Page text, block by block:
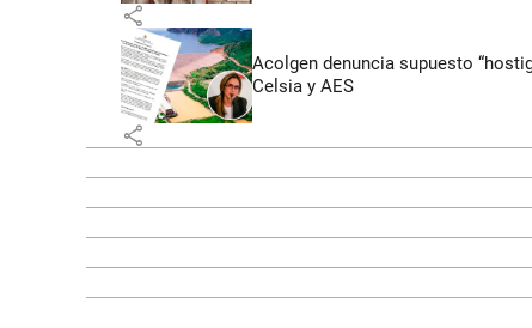
share
Acolgen denuncia supuesto
Celsia y AES
share